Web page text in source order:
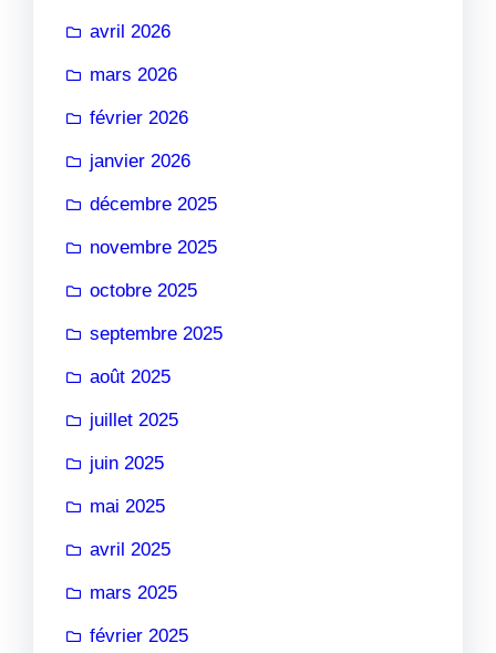
avril 2026
mars 2026
février 2026
janvier 2026
décembre 2025
novembre 2025
octobre 2025
septembre 2025
août 2025
juillet 2025
juin 2025
mai 2025
avril 2025
mars 2025
février 2025